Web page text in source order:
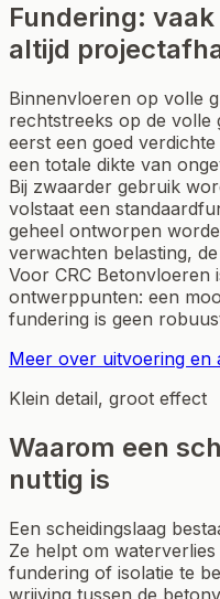
Fundering:
altijd
Binnenvloeren op volle
rechtstreeks op de volle
eerst een goed
een totale dikte van
Bij zwaarder gebruik
volstaat een
geheel ontworpen
verwachten belasting,
Voor CRC Betonvloeren
ontwerppunten: een
fundering is geen
Meer over uitvoering en
Klein detail, groot effect
Waarom een
nuttig is
Een scheidingslaag
Ze helpt om
fundering of isolatie te
wrijving tussen de